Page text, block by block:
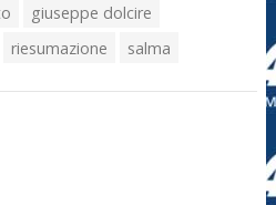
giuseppe dolcire
riesumazione salma